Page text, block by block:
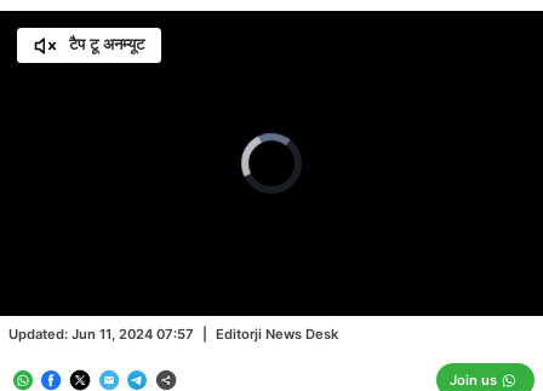
Updated: Jun 11, 2024 07:57 Editorji News Desk
Join us
टैप टू अनम्यूट
Video
Player
is
loading.